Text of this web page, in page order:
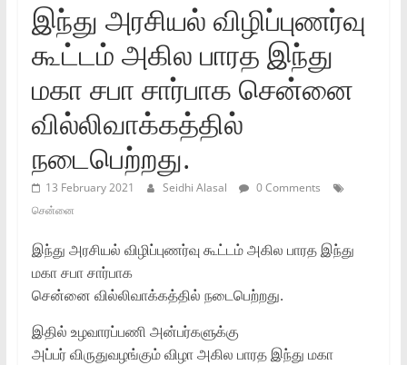
இந்து அரசியல் விழிப்புணர்வு
கூட்டம் அகில பாரத இந்து
மகா சபா சார்பாக சென்னை
வில்லிவாக்கத்தில்
நடைபெற்றது.
13 February 2021 Seidhi Alasal
0 Comments
சென்னை
இந்து அரசியல் விழிப்புணர்வு கூட்டம் அகில பாரத இந்து
மகா சபா சார்பாக
சென்னை வில்லிவாக்கத்தில் நடைபெற்றது.
இதில் உழவாரப்பணி அன்பர்களுக்கு
அப்பர் விருதுவழங்கும் விழா அகில பாரத இந்து மகா